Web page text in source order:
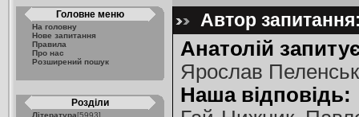
Головне меню
На головну
Нове запитання
Правила
Про нас
Розширений пошук
Розділи
Література[5993]
Автор
Анатолій
Ярослав
Наша відповідь: